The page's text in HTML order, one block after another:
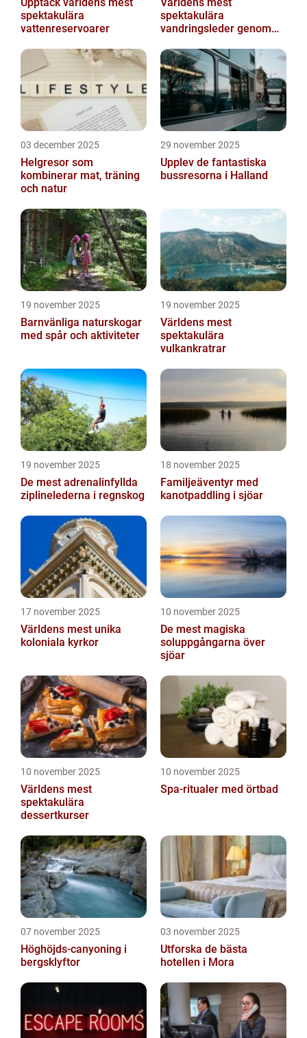
spektakulära
vattenreservoarer
spektakulära
vandringsleder genom
03 december 2025
Helgresor som
kombinerar mat, träning
och natur
29 november 2025
Upplev de fantastiska
bussresorna i Halland
19 november 2025
Barnvänliga naturskogar
med spår och aktiviteter
19 november 2025
Världens mest
spektakulära
vulkankratrar
19 november 2025
De mest adrenalinfyllda
ziplinelederna i regnskog
18 november 2025
Familjeäventyr med
kanotpaddling i sjöar
17 november 2025
Världens mest unika
koloniala kyrkor
10 november 2025
De mest magiska
soluppgångarna över
sjöar
10 november 2025
Världens mest
spektakulära
dessertkurser
10 november 2025
Spa-ritualer med örtbad
07 november 2025
Höghöjds-canyoning i
bergsklyftor
03 november 2025
Utforska de bästa
hotellen i Mora